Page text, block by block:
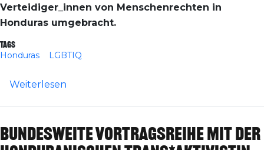
Verteidiger_innen von Menschenrechten in
Honduras umgebracht.
Tags
Honduras LGBTIQ
Weiterlesen
Bundesweite Vortragsreihe mit der